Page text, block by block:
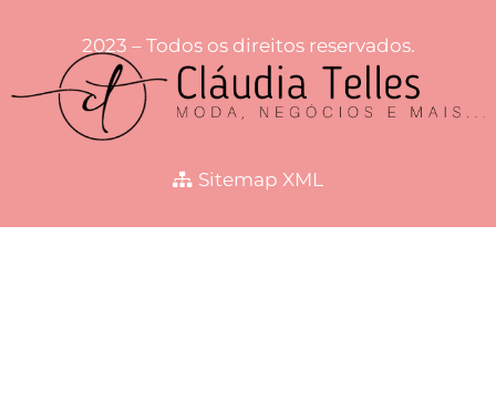
2023 – Todos os direitos reservados.
Sitemap XML